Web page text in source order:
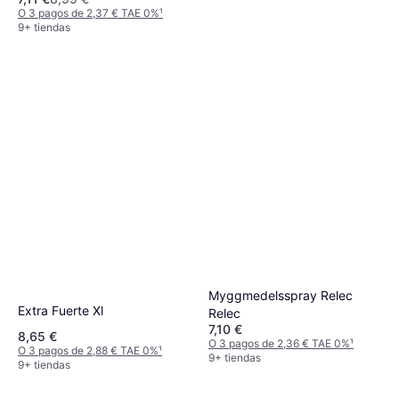
O 3 pagos de 2,37 € TAE 0%¹
9+ tiendas
Extra Fuerte Xl
8,65 €
O 3 pagos de 2,88 € TAE 0%¹
9+ tiendas
Myggmedelsspray Relec
Relec
7,10 €
O 3 pagos de 2,36 € TAE 0%¹
9+ tiendas